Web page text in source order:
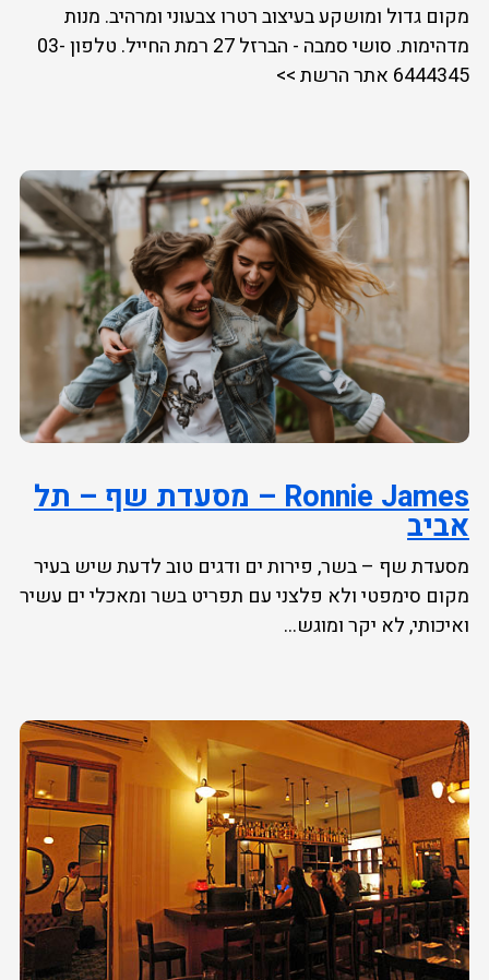
מקום גדול ומושקע בעיצוב רטרו צבעוני ומרהיב. מנות
מדהימות. סושי סמבה - הברזל 27 רמת החייל. טלפון 03-
6444345 אתר הרשת >>
Ronnie James – מסעדת שף – תל
אביב
מסעדת שף – בשר, פירות ים ודגים טוב לדעת שיש בעיר
מקום סימפטי ולא פלצני עם תפריט בשר ומאכלי ים עשיר
ואיכותי, לא יקר ומוגש...